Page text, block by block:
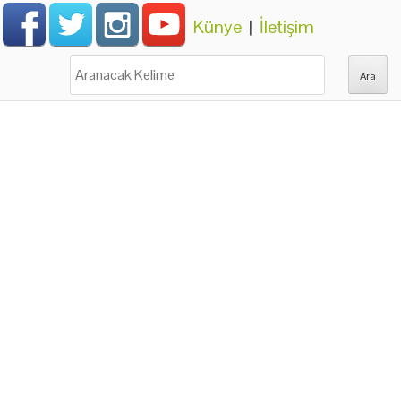
Künye | İletişim